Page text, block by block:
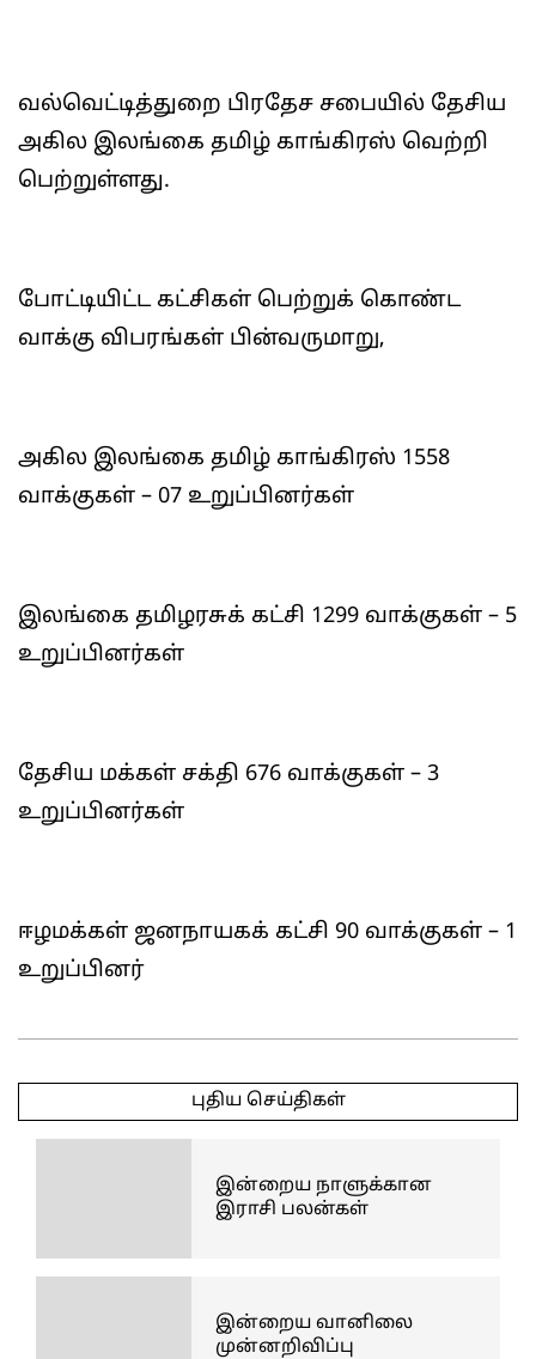
வல்வெட்டித்துறை பிரதேச சபையில் தேசிய
அகில இலங்கை தமிழ் காங்கிரஸ் வெற்றி
பெற்றுள்ளது.
போட்டியிட்ட கட்சிகள் பெற்றுக் கொண்ட
வாக்கு விபரங்கள் பின்வருமாறு,
அகில இலங்கை தமிழ் காங்கிரஸ் 1558
வாக்குகள் – 07 உறுப்பினர்கள்
இலங்கை தமிழரசுக் கட்சி 1299 வாக்குகள் – 5
உறுப்பினர்கள்
தேசிய மக்கள் சக்தி 676 வாக்குகள் – 3
உறுப்பினர்கள்
ஈழமக்கள் ஜனநாயகக் கட்சி 90 வாக்குகள் – 1
உறுப்பினர்
05-
புதிய செய்திகள்
இன்றைய நாளுக்கான
இராசி பலன்கள்
இன்றைய வானிலை
முன்னறிவிப்பு